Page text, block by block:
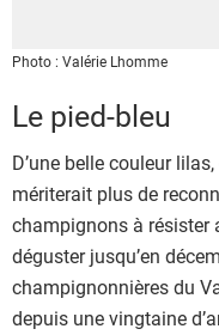
Photo : Valérie Lhomme
Le pied-bleu
D’une belle couleur
mériterait plus de
champignons à résister
déguster jusqu’en
champignonnières du
depuis une vingtaine